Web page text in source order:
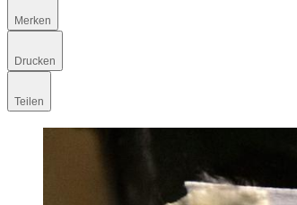
Merken
Drucken
Teilen